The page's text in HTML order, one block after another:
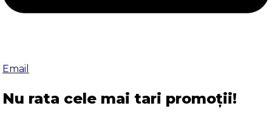
Email
Nu rata cele mai tari promoții!